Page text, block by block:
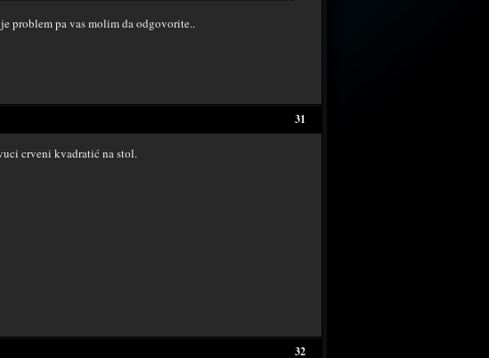
problem pa vas molim da odgovorite..
31
crveni kvadratić na stol.
32